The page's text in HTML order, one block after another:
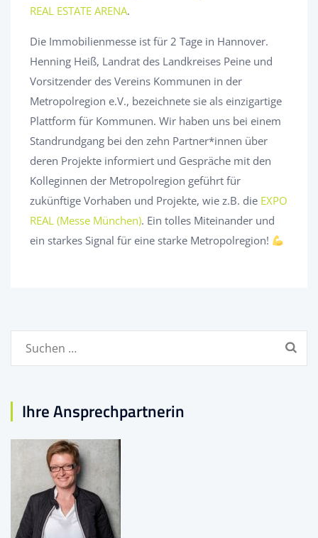
REAL ESTATE ARENA.
Die Immobilienmesse ist für 2 Tage in Hannover.
Henning Heiß, Landrat des Landkreises Peine und
Vorsitzender des Vereins Kommunen in der
Metropolregion e.V., bezeichnete sie als einzigartige
Plattform für Kommunen. Wir haben uns bei einem
Standrundgang bei den zehn Partner*innen über
deren Projekte informiert und Gespräche mit den
Kolleginnen der Metropolregion geführt für
zukünftige Vorhaben und Projekte, wie z.B. die EXPO
REAL (Messe München). Ein tolles Miteinander und
ein starkes Signal für eine starke Metropolregion!
Suchen
Ihre Ansprechpartnerin